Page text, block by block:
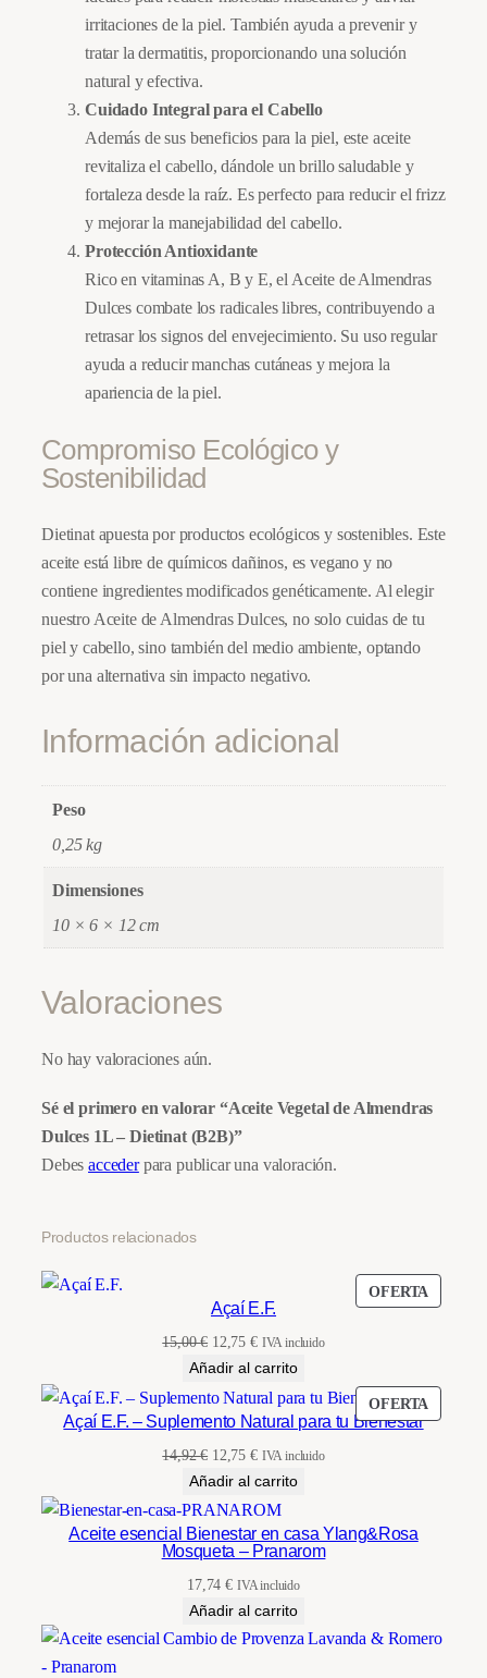
irritaciones de la piel. También ayuda a prevenir y
tratar la dermatitis, proporcionando una solución
natural y efectiva.
Cuidado Integral para el Cabello
Además de sus beneficios para la piel, este aceite
revitaliza el cabello, dándole un brillo saludable y
fortaleza desde la raíz. Es perfecto para reducir el frizz
y mejorar la manejabilidad del cabello.
Protección Antioxidante
Rico en vitaminas A, B y E, el Aceite de Almendras
Dulces combate los radicales libres, contribuyendo a
retrasar los signos del envejecimiento. Su uso regular
ayuda a reducir manchas cutáneas y mejora la
apariencia de la piel.
Compromiso Ecológico y
Sostenibilidad
Dietinat apuesta por productos ecológicos y sostenibles. Este
aceite está libre de químicos dañinos, es vegano y no
contiene ingredientes modificados genéticamente. Al elegir
nuestro Aceite de Almendras Dulces, no solo cuidas de tu
piel y cabello, sino también del medio ambiente, optando
por una alternativa sin impacto negativo.
Información adicional
Peso
0,25 kg
Dimensiones
10 × 6 × 12 cm
Valoraciones
No hay valoraciones aún.
Sé el primero en valorar “Aceite Vegetal de Almendras
Dulces 1L – Dietinat (B2B)”
Debesaccederpara publicar una valoración.
Productos relacionados
OFERTA
Açaí E.F.
15,00€ El
precio
original
era:
12,75 €El
precio
actual
es:
IVA incluido
Añadir al carrito
OFERTA
EN
Açaí E.F. – Suplemento Natural para tu Bienestar
14,92€ El
precio
original
era:
14,92 €.
12,75 €El
precio
actual
es:
12,75 €.
IVA incluido
Añadir al carrito
Aceite esencial Bienestar en casa Ylang&Rosa
Mosqueta – Pranarom
17,74€ IVA incluido
Añadir al carrito